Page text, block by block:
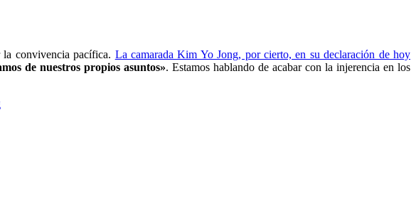
la convivencia pacífica. La camarada Kim Yo Jong, por cierto, en su declaración de hoy
de nuestros propios asuntos». Estamos hablando de acabar con la injerencia en los